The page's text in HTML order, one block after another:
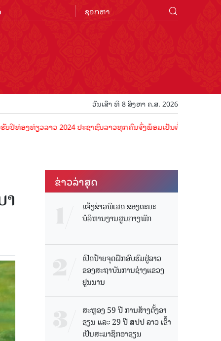
ວັນເສົາ ທີ 8 ສິງຫາ ຄ.ສ. 2026
ຽວລາວ 2024 ປະຊາຊົນລາວທຸກຄົນຈົ່ງພ້ອມເປັນເຈົ້າພາບທີ່ດີ ຕ້ອນຮັບນັ
ຂ່າວ​ລ່າ​ສຸດ
ແຈ້ງຂ່າວພິເສດ ຂອງຄະນະ
ບໍລິຫານງານສູນກາງພັກ
ເປີດປ້າຍຈຸດຝຶກອົບຮົມຢູ່ລາວ
ຂອງສະຖາບັນການຊ່າງແຂວງ
ຢູນນານ
ສະຫຼອງ 59 ປີ ການສ້າງຕັ້ງອາ
ຊຽນ ແລະ 29 ປີ ສປປ ລາວ ເຂົ້າ
ເປັນສະມາຊິກອາຊຽນ